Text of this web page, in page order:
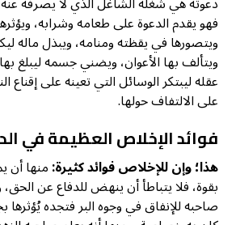
فهو يقدم الدعوة على طعامه وشرابه،
ويتصورها في يقظته ومنامه، ويبذل ماله
ويتألف بها الأعوان، ويضني جسمه ليبلغ
عقله ليبتكر الوسائل التي تعينه على إقناع
على الالتفاف حولها.
فوائد الإخلاص العظيمة في
هذا؛ وإن للإخلاص فوائد كثيرة:منها
بقوة، فلا يتباطأ أن ينهض للدفاع عن
صاحبه للإنفاق في وجوه البر فتجده